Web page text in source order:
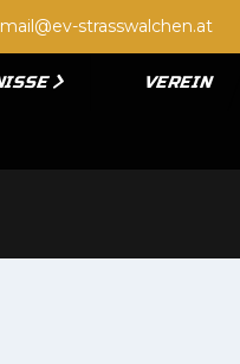
strasswalchen.at
VEREIN